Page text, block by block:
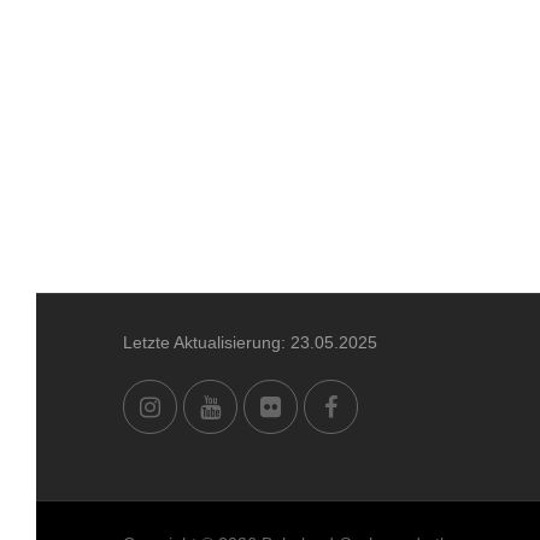
Letzte Aktualisierung: 23.05.2025